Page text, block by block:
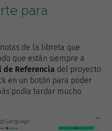
para
de la libreta que
que están siempre a
de Referencia del proyecto
en un botón para poder
podía tardar mucho